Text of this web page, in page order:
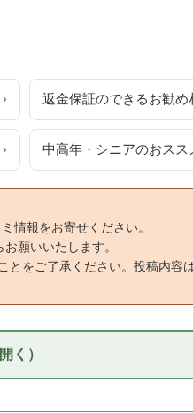
› 返金保証のできるお勧め
› 中高年・シニアのおスス
情報をお寄せください。
お願いいたします。
とをご了承ください。投稿内容
く）